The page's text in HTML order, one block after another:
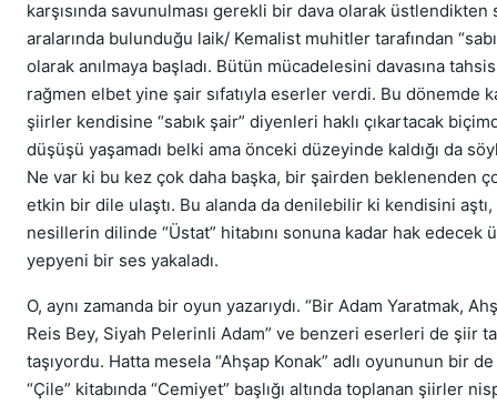
karşısında savunulması gerekli bir dava olarak üstlendikten
aralarında bulunduğu laik/ Kemalist muhitler tarafından
olarak anılmaya başladı. Bütün mücadelesini davasına
rağmen elbet yine şair sıfatıyla eserler verdi. Bu dönemde
şiirler kendisine “sabık şair” diyenleri haklı çıkartacak
düşüşü yaşamadı belki ama önceki düzeyinde kaldığı da
Ne var ki bu kez çok daha başka, bir şairden beklenenden
etkin bir dile ulaştı. Bu alanda da denilebilir ki kendisini
nesillerin dilinde “Üstat” hitabını sonuna kadar hak edecek
yepyeni bir ses yakaladı.
O, aynı zamanda bir oyun yazarıydı. “Bir Adam Yaratmak,
Reis Bey, Siyah Pelerinli Adam” ve benzeri eserleri de şiir
taşıyordu. Hatta mesela “Ahşap Konak” adlı oyununun bir
“Çile” kitabında “Cemiyet” başlığı altında toplanan şiirler